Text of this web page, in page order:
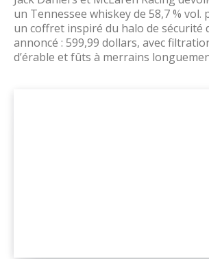
un Tennessee whiskey de 58,7 % vol.
un coffret inspiré du halo de sécurité
annoncé : 599,99 dollars, avec
d’érable et fûts à merrains